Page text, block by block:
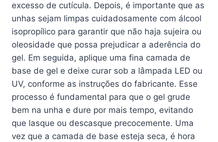
excesso de cutícula. Depois, é importante que as
unhas sejam limpas cuidadosamente com álcool
isopropílico para garantir que não haja sujeira ou
oleosidade que possa prejudicar a aderência do
gel. Em seguida, aplique uma fina camada de
base de gel e deixe curar sob a lâmpada LED ou
UV, conforme as instruções do fabricante. Esse
processo é fundamental para que o gel grude
bem na unha e dure por mais tempo, evitando
que lasque ou descasque precocemente. Uma
vez que a camada de base esteja seca, é hora